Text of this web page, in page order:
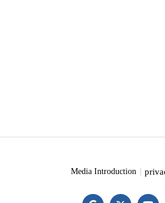
Media Introduction